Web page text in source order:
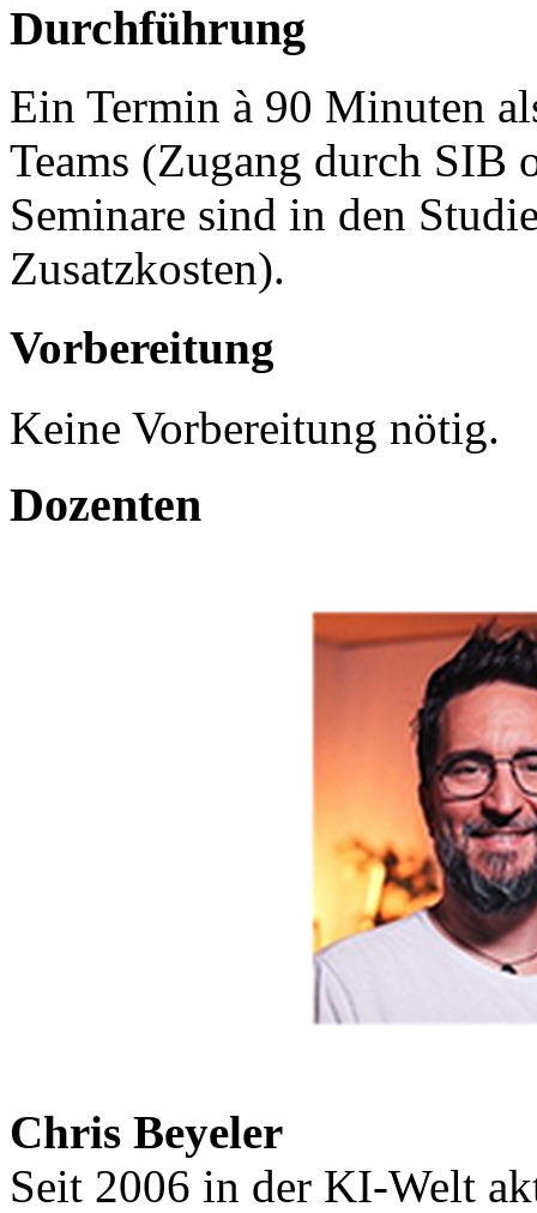
Durchführung
Ein Termin à 90 Minuten
Teams (Zugang durch SIB
Seminare sind in den
Zusatzkosten).
Vorbereitung
Keine Vorbereitung nötig.
Dozenten
Chris Beyeler
Seit 2006 in der KI-Welt